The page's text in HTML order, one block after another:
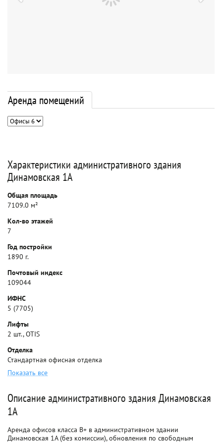
Аренда помещений
Характеристики административного здания
Динамовская 1А
Общая площадь
7109.0 м²
Кол-во этажей
7
Год постройки
1890 г.
Почтовый индекс
109044
ИФНС
5 (7705)
Лифты
2 шт., OTIS
Отделка
Стандартная офисная отделка
Показать все
Описание административного здания Динамовская
1А
Аренда офисов класса B+ в административном здании
Динамовская 1А (без комиссии), обновления по свободным